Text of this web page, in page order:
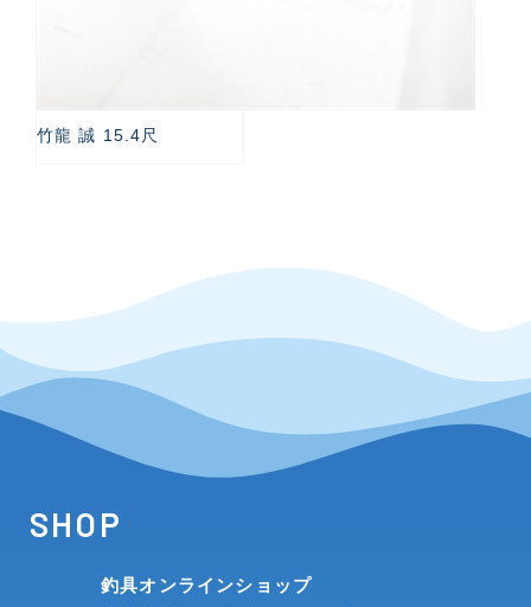
竹龍 誠 15.4尺
SHOP
釣具オンラインショップ